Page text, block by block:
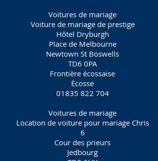
Voitures de mariage
Voiture de mariage de prestige
Hôtel Dryburgh
Place de Melbourne
Newtown St Boswells
TD6 0PA
Frontière écossaise
Écosse
01835 822 704
Voitures de mariage
Location de voiture pour mariage Chris
6
Cour des prieurs
Jedbourg